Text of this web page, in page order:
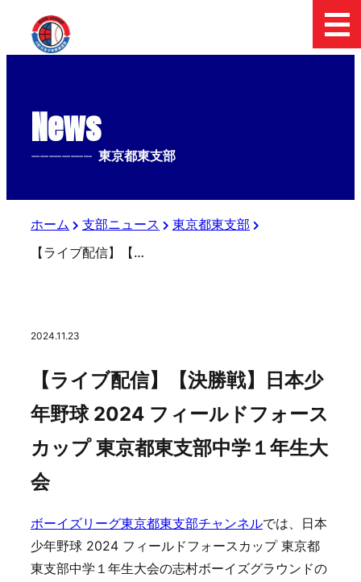
News
-------------- 東京都東支部
ホーム 支部ニュース
東京都東支部
【ライブ配信】【決勝戦】日本少年野球 2024 フィールドフォースカップ 東京都東支部中学１年生大会
2024.11.23
【ライブ配信】【決勝戦】日本少
年野球 2024 フィールドフォース
カップ 東京都東支部中学１年生大
会
ボーイズリーグ東京都東支部チャンネルでは、日本
少年野球 2024 フィールドフォースカップ 東京都
東支部中学１年生大会の志村ボーイズグラウンドの